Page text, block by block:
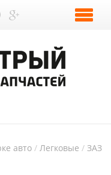
авто Легковые
ЗАЗ